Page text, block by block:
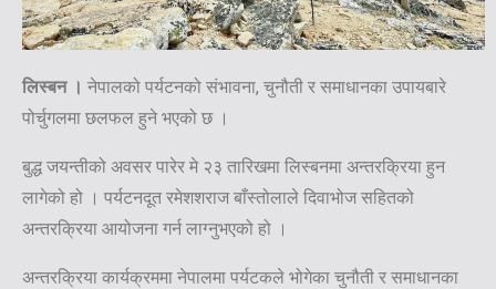
लिस्बन । नेपालको पर्यटनको संभावना, चुनौती र समाधानका उपायबारे
पोर्चुगलमा छलफल हुने भएको छ ।
बुद्ध जयन्तीको अवसर पारेर मे २३ तारिखमा लिस्बनमा अन्तरक्रिया हुन
लागेको हो । पर्यटनदूत रमेशशराज बाँस्तोलाले दिवाभोज सहितको
अन्तरक्रिया आयोजना गर्न लाग्नुभएको हो ।
अन्तरक्रिया कार्यक्रममा नेपालमा पर्यटकले भोगेका चुनौती र समाधानका